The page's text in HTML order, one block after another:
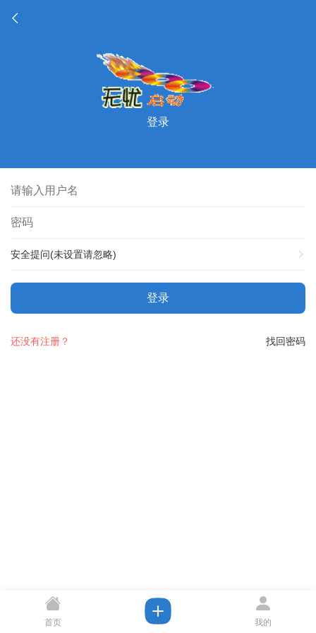
登录
安全提问(未设置请忽略)
登录
找回密码
还没有注册？
首页 我的